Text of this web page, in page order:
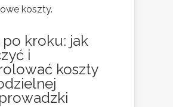
koszty.
po kroku: jak
i
koszty